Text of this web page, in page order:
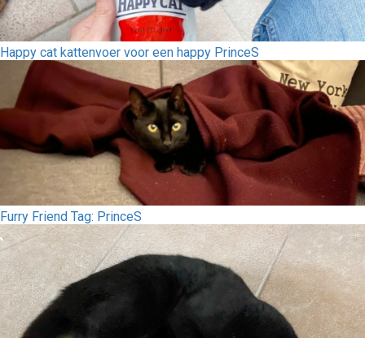
Happy cat kattenvoer voor een happy PrinceS
Furry Friend Tag: PrinceS